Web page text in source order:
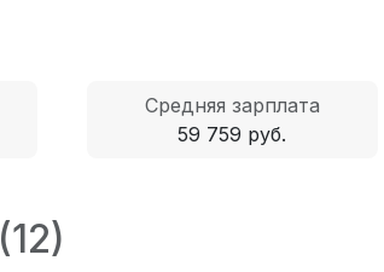
Средняя зарплата
59 759 руб.
(12)